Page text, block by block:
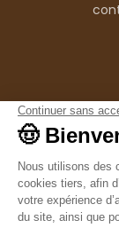
Produits
Nos marques